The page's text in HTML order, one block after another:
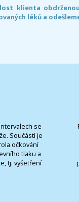
klienta
léků a
se
Součástí je
očkování
tlaku a
tj. vyšetření